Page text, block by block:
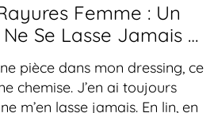
Femme : Un
Se Lasse Jamais …
pièce dans mon dressing, ce
chemise. J’en ai toujours
m’en lasse jamais. En lin, en